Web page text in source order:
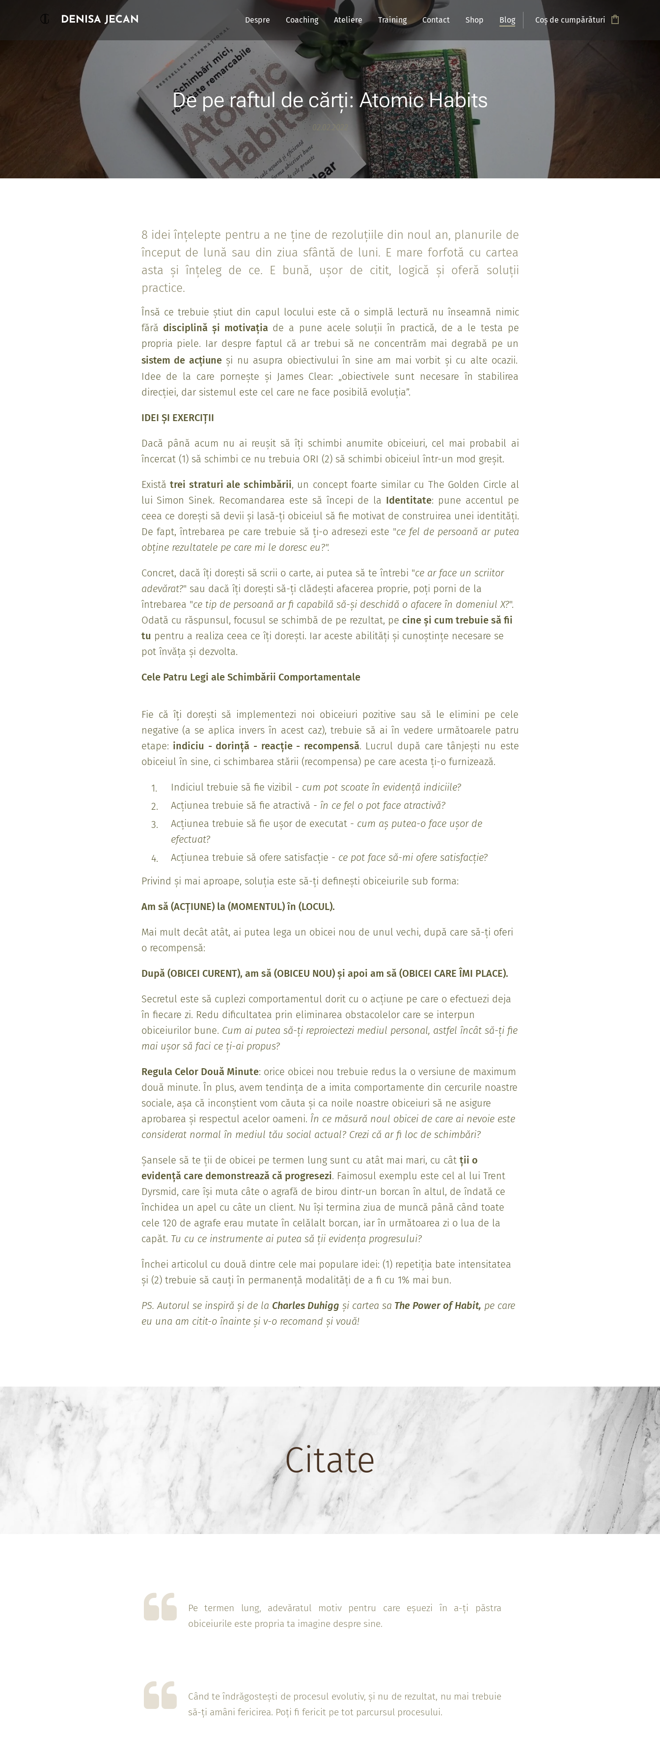
DENISA JECAN Despre Coaching Ateliere Training Contact Shop Blog Coș de cumpărături
De pe raftul de cărți: Atomic Habits
02.02.2022
8 idei înțelepte pentru a ne ține de rezoluțiile din noul an, planurile de
început de lună sau din ziua sfântă de luni. E mare forfotă cu cartea
asta și înțeleg de ce. E bună, ușor de citit, logică și oferă soluții
practice.
Însă ce trebuie știut din capul locului este că o simplă lectură nu înseamnă nimic
fără disciplină și motivația de a pune acele soluții în practică, de a le testa pe
propria piele. Iar despre faptul că ar trebui să ne concentrăm mai degrabă pe un
sistem de acțiune și nu asupra obiectivului în sine am mai vorbit și cu alte ocazii.
Idee de la care pornește și James Clear: „obiectivele sunt necesare în stabilirea
direcției, dar sistemul este cel care ne face posibilă evoluția”.
IDEI ȘI EXERCIȚII
Dacă până acum nu ai reușit să îți schimbi anumite obiceiuri, cel mai probabil ai
încercat (1) să schimbi ce nu trebuia ORI (2) să schimbi obiceiul într-un mod greșit.
Existătrei straturi ale schimbării, un concept foarte similar cu The Golden Circle al
lui Simon Sinek. Recomandarea este să începi de la Identitate: pune accentul pe
ceea ce dorești să devii și lasă-ți obiceiul să fie motivat de construirea unei identități.
De fapt, întrebarea pe care trebuie să ți-o adresezi este "ce fel de persoană ar putea
obține rezultatele pe care mi le doresc eu?".
Concret, dacă îți dorești să scrii o carte, ai putea să te întrebi "ce ar face un scriitor
adevărat?" sau dacă îți dorești să-ți clădești afacerea proprie, poți porni de la
întrebarea "ce tip de persoană ar fi capabilă să-și deschidă o afacere în domeniul X?".
Odată cu răspunsul, focusul se schimbă de pe rezultat, pe cine și cum trebuie să fii
tu pentru a realiza ceea ce îți dorești. Iar aceste abilități și cunoștințe necesare se
pot învăța și dezvolta.
Cele Patru Legi ale Schimbării Comportamentale
Fie că îți dorești să implementezi noi obiceiuri pozitive sau să le elimini pe cele
negative (a se aplica invers în acest caz), trebuie să ai în vedere următoarele patru
etape: indiciu - dorință - reacție - recompensă. Lucrul după care tânjești nu este
obiceiul în sine, ci schimbarea stării (recompensa) pe care acesta ți-o furnizează.
Indiciul trebuie să fie vizibil - cum pot scoate în evidență indiciile?
Acțiunea trebuie să fie atractivă - în ce fel o pot face atractivă?
Acțiunea trebuie să fie ușor de executat - cum aș putea-o face ușor de
efectuat?
Acțiunea trebuie să ofere satisfacție - ce pot face să-mi ofere satisfacție?
Privind și mai aproape, soluția este să-ți definești obiceiurile sub forma:
Am să (ACȚIUNE) la (MOMENTUL) în (LOCUL).
Mai mult decât atât, ai putea lega un obicei nou de unul vechi, după care să-ți oferi
o recompensă:
După (OBICEI CURENT), am să (OBICEU NOU) și apoi am să (OBICEI CARE ÎMI PLACE).
Secretul este să cuplezi comportamentul dorit cu o acțiune pe care o efectuezi deja
în fiecare zi. Redu dificultatea prin eliminarea obstacolelor care se interpun
obiceiurilor bune. Cum ai putea să-ți reproiectezi mediul personal, astfel încât să-ți fie
mai ușor să faci ce ți-ai propus?
Regula Celor Două Minute: orice obicei nou trebuie redus la o versiune de maximum
două minute. În plus, avem tendința de a imita comportamente din cercurile noastre
sociale, așa că inconștient vom căuta și ca noile noastre obiceiuri să ne asigure
aprobarea și respectul acelor oameni. În ce măsură noul obicei de care ai nevoie este
considerat normal în mediul tău social actual? Crezi că ar fi loc de schimbări?
Șansele să te ții de obicei pe termen lung sunt cu atât mai mari, cu cât ții o
evidență care demonstrează că progresezi. Faimosul exemplu este cel al lui Trent
Dyrsmid, care își muta câte o agrafă de birou dintr-un borcan în altul, de îndată ce
închidea un apel cu câte un client. Nu își termina ziua de muncă până când toate
cele 120 de agrafe erau mutate în celălalt borcan, iar în următoarea zi o lua de la
capăt. Tu cu ce instrumente ai putea să ții evidența progresului?
Închei articolul cu două dintre cele mai populare idei: (1) repetiția bate intensitatea
și (2) trebuie să cauți în permanență modalități de a fi cu 1% mai bun.
PS. Autorul se inspiră și de la Charles Duhigg și cartea sa The Power of Habit, pe care
eu una am citit-o înainte și v-o recomand și vouă!
Citate
Pe termen lung, adevăratul motiv pentru care eșuezi în a-ți păstra
obiceiurile este propria ta imagine despre sine.
Când te îndrăgostești de procesul evolutiv, și nu de rezultat, nu mai trebuie
să-ți amâni fericirea. Poți fi fericit pe tot parcursul procesului.